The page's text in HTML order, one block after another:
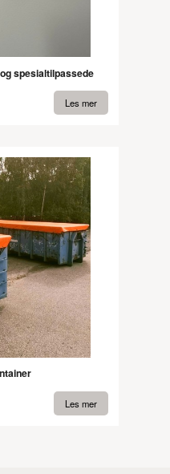
spesialtilpassede
Les mer
Les mer